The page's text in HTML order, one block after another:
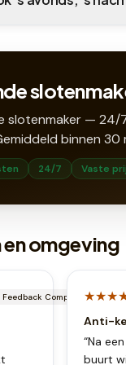
slotenmaker — 24/
binnen 30
24/7 Vaste
en omgeving
Feedback Company
Anti-
“Na
buurt